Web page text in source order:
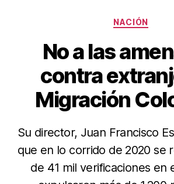
NACIÓN
No a las
contra
Migración
Su director, Juan Francisco
que en lo corrido de 2020 se
de 41 mil verificaciones en